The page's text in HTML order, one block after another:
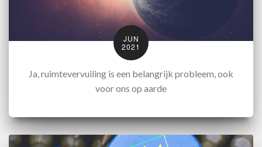
JUN
2021
Ja, ruimtevervuiling is een belangrijk probleem, ook
voor ons op aarde